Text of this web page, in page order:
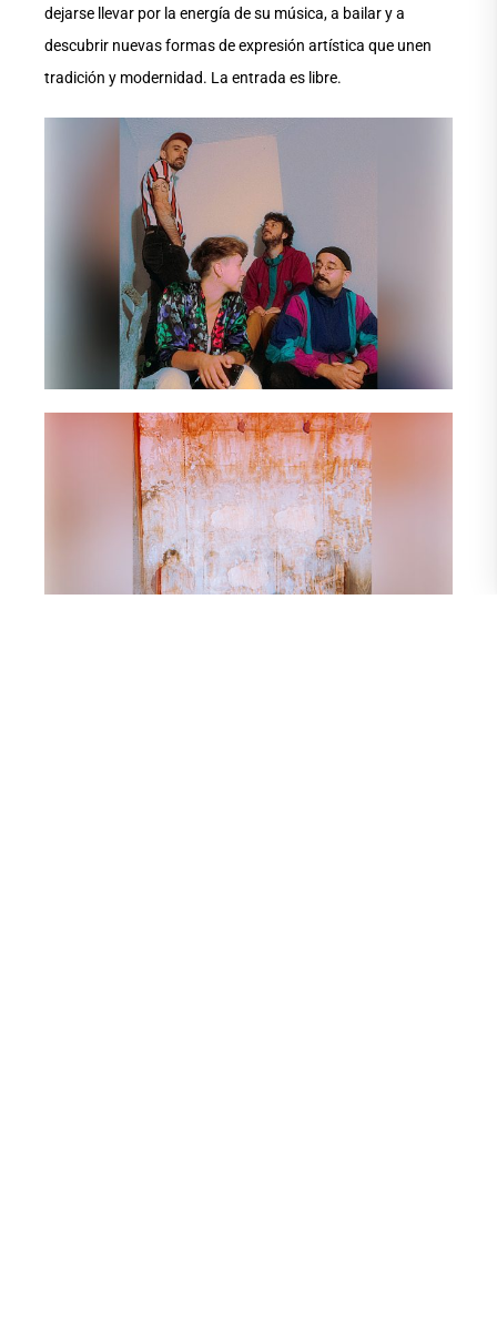
dejarse llevar por la energía de su música, a bailar y a
descubrir nuevas formas de expresión artística que unen
tradición y modernidad. La entrada es libre.